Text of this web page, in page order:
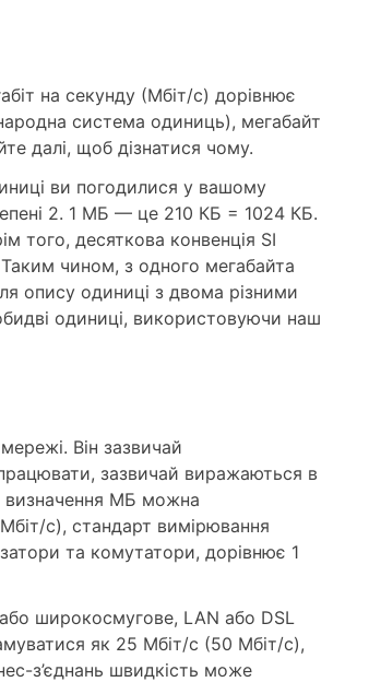
на секунду (Мбіт/с) дорівнює
система одиниць), мегабайт
далі, щоб дізнатися чому.
ви погодилися у вашому
2. 1 МБ — це 210 КБ = 1024 КБ.
того, десяткова конвенція SI
чином, з одного мегабайта
опису одиниці з двома різними
одиниці, використовуючи наш
Він зазвичай
зазвичай виражаються в
визначення МБ можна
с), стандарт вимірювання
та комутатори, дорівнює 1
широкосмугове, LAN або DSL
як 25 Мбіт/с (50 Мбіт/с),
з’єднань швидкість може